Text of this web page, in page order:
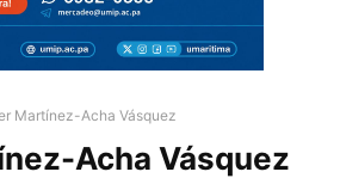
Martínez-Acha Vásquez
Acha Vásquez